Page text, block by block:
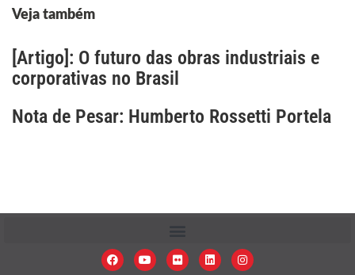
Veja também
[Artigo]: O futuro das obras industriais e
corporativas no Brasil
Nota de Pesar: Humberto Rossetti Portela